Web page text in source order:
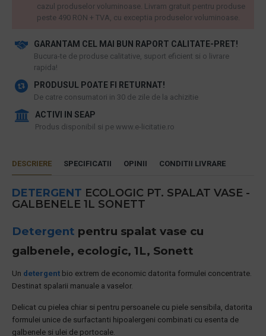
GARANTAM CEL MAI BUN RAPORT CALITATE-PRET!
​Bucura-te de produse calitative, suport eficient si o livrare
rapida!
PRODUSUL POATE FI RETURNAT!
De catre consumatori in 30 de zile de la achizitie
ACTIVI IN SEAP
Produs disponibil si pe www.e-licitatie.ro
cazul produselor voluminoase. Livram gratuit pentru produse
peste 490 RON + TVA, cu exceptia produselor voluminoase.
DESCRIERE SPECIFICATII OPINII CONDITII LIVRARE
DETERGENT ECOLOGIC PT. SPALAT VASE -
GALBENELE 1L SONETT
Detergent pentru spalat vase cu
galbenele, ecologic, 1L, Sonett
Un detergent bio extrem de economic datorita formulei concentrate.
Destinat spalarii manuale a vaselor.
Delicat cu pielea chiar si pentru persoanele cu piele sensibila, datorita
formulei unice de surfactanti hipoalergeni combinati cu esenta de
galbenele si ulei de portocale.